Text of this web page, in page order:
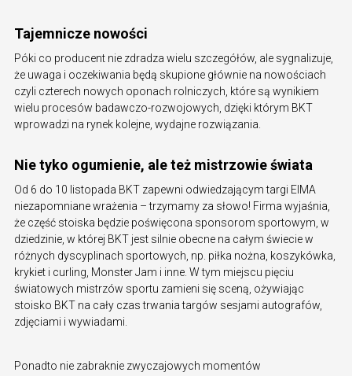
Tajemnicze nowości
Póki co producent nie zdradza wielu szczegółów, ale sygnalizuje,
że uwaga i oczekiwania będą skupione głównie na nowościach
czyli czterech nowych oponach rolniczych, które są wynikiem
wielu procesów badawczo-rozwojowych, dzięki którym BKT
wprowadzi na rynek kolejne, wydajne rozwiązania.
Nie tyko ogumienie, ale też mistrzowie świata
Od 6 do 10 listopada BKT zapewni odwiedzającym targi EIMA
niezapomniane wrażenia – trzymamy za słowo! Firma wyjaśnia,
że część stoiska będzie poświęcona sponsorom sportowym, w
dziedzinie, w której BKT jest silnie obecne na całym świecie w
różnych dyscyplinach sportowych, np. piłka nożna, koszykówka,
krykiet i curling, Monster Jam i inne. W tym miejscu pięciu
światowych mistrzów sportu zamieni się sceną, ożywiając
stoisko BKT na cały czas trwania targów sesjami autografów,
zdjęciami i wywiadami.
Ponadto nie zabraknie zwyczajowych momentów